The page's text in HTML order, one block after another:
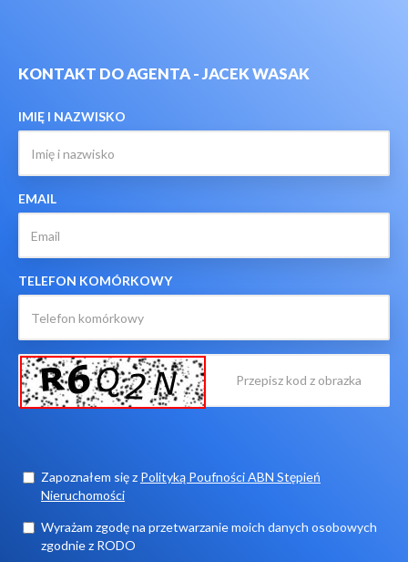
KONTAKT DO AGENTA - JACEK WASAK
IMIĘ I NAZWISKO
EMAIL
TELEFON KOMÓRKOWY
Zapoznałem się z Polityką Poufności ABN Stępień
Nieruchomości
Wyrażam zgodę na przetwarzanie moich danych osobowych
zgodnie z RODO